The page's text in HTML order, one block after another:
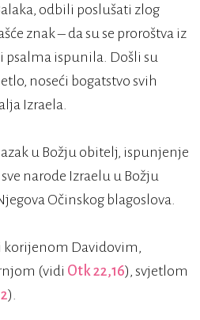
odbili poslušati zlog
znak – da su se proroštva iz
psalma ispunila. Došli su
noseći bogatstvo svih
Izraela.
u Božju obitelj, ispunjenje
narode Izraelu u Božju
Očinskog blagoslova.
Davidovim,
(vidi Otk 22,16), svjetlom
).